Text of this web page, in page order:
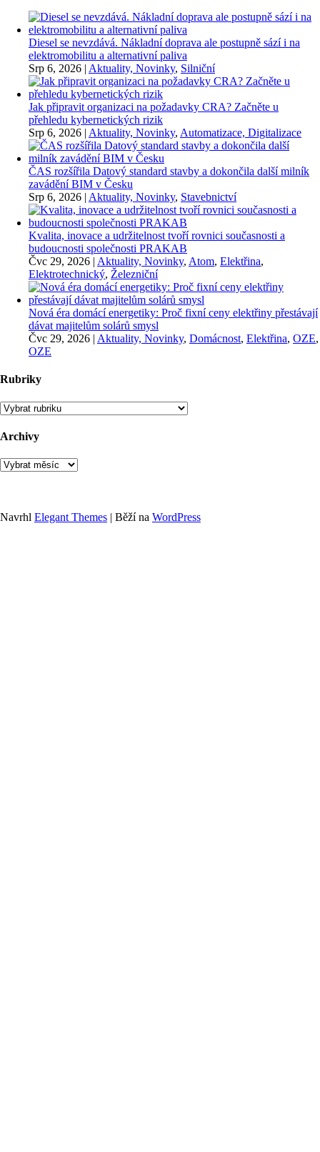
Diesel se nevzdává. Nákladní doprava ale postupně sází i na
elektromobilitu a alternativní paliva
Srp 6, 2026 | Aktuality, Novinky, Silniční
Jak připravit organizaci na požadavky CRA? Začněte u
přehledu kybernetických rizik
Srp 6, 2026 | Aktuality, Novinky, Automatizace, Digitalizace
ČAS rozšířila Datový standard stavby a dokončila další milník
zavádění BIM v Česku
Srp 6, 2026 | Aktuality, Novinky, Stavebnictví
Kvalita, inovace a udržitelnost tvoří rovnici současnosti a
budoucnosti společnosti PRAKAB
Čvc 29, 2026 | Aktuality, Novinky, Atom, Elektřina,
Elektrotechnický, Železniční
Nová éra domácí energetiky: Proč fixní ceny elektřiny přestávají
dávat majitelům solárů smysl
Čvc 29, 2026 | Aktuality, Novinky, Domácnost, Elektřina, OZE,
OZE
Rubriky
Rubriky
Archivy
Archivy
Navrhl Elegant Themes | Běží na WordPress